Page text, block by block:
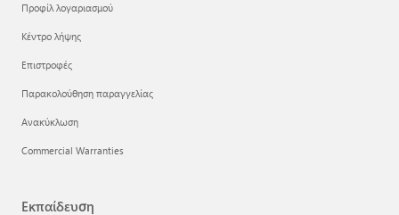
Προφίλ λογαριασμού
Κέντρο λήψης
Επιστροφές
Παρακολούθηση παραγγελίας
Ανακύκλωση
Commercial Warranties
Εκπαίδευση